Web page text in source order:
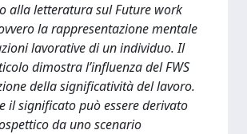
alla letteratura sul Future work
la rappresentazione mentale
lavorative di un individuo. Il
dimostra l’influenza del FWS
della significatività del lavoro.
il significato può essere derivato
da uno scenario